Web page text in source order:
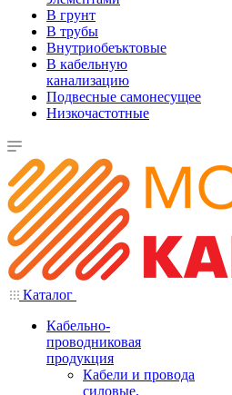
В грунт
В трубы
Внутриобеъктовые
В кабельную
канализацию
Подвесные самонесущее
Низкочастотные
Каталог
Кабельно-
проводниковая
продукция
Кабели и провода
силовые,